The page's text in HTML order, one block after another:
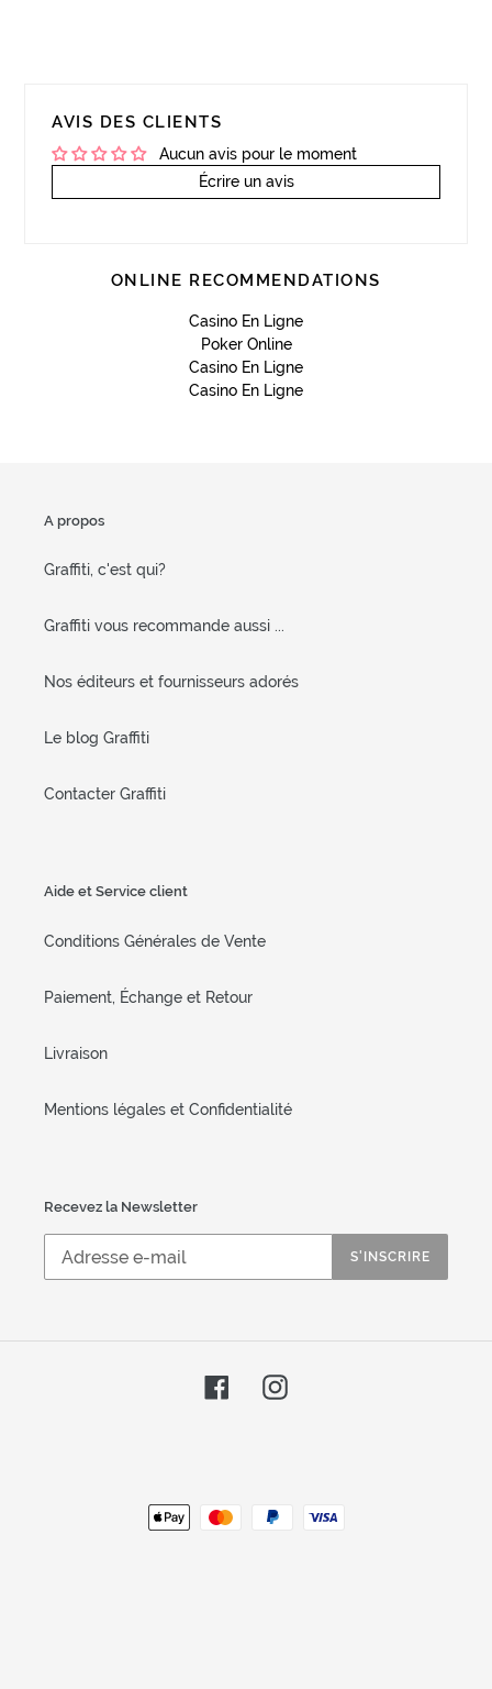
AVIS DES CLIENTS
Aucun avis pour le moment
Écrire un avis
ONLINE RECOMMENDATIONS
Casino En Ligne
Poker Online
Casino En Ligne
Casino En Ligne
A propos
Graffiti, c'est qui?
Graffiti vous recommande aussi ...
Nos éditeurs et fournisseurs adorés
Le blog Graffiti
Contacter Graffiti
Aide et Service client
Conditions Générales de Vente
Paiement, Échange et Retour
Livraison
Mentions légales et Confidentialité
Recevez la Newsletter
S'INSCRIRE
FacebookInstagram